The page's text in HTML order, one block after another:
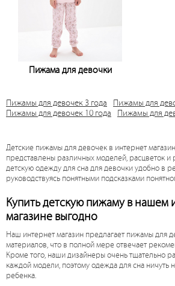
Пижама для девочки
Пижамы для девочек 3 года
Пижамы для
Пижамы для девочек 10 года
Пижамы для
Детские пижамы для девочек в интернет
представлены различных моделей, расцветок и
детскую одежду для сна для девочки удобно в
руководствуясь понятными подсказками
Купить детскую пижаму в нашем
магазине выгодно
Наш интернет магазин предлагает пижамы для
материалов, что в полной мере отвечает
Кроме того, наши дизайнеры очень тщательно
каждой модели, поэтому одежда для сна ничуть
ребенка.